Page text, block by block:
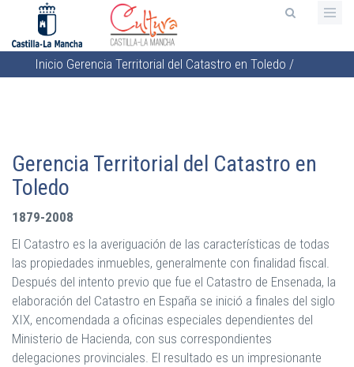
contenido
principal
Sobrescribir
a
la
navegación
Inicio Gerencia Territorial del Catastro en Toledo /
Gerencia Territorial del Catastro en
Toledo
1879-2008
El Catastro es la averiguación de las características de todas
las propiedades inmuebles, generalmente con finalidad fiscal.
Después del intento previo que fue el Catastro de Ensenada, la
elaboración del Catastro en España se inició a finales del siglo
XIX, encomendada a oficinas especiales dependientes del
Ministerio de Hacienda, con sus correspondientes
delegaciones provinciales. El resultado es un impresionante